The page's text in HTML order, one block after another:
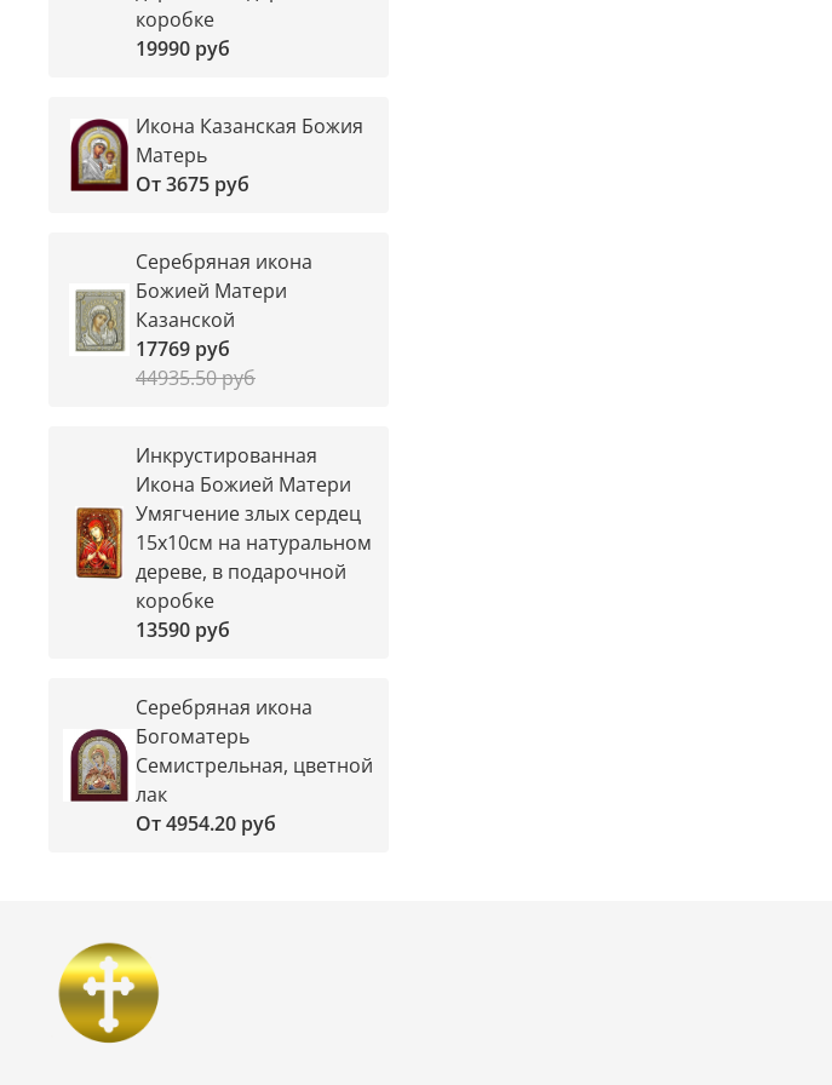
коробке
19990 руб
Икона Казанская Божия
Матерь
От3675 руб
Серебряная икона
Божией Матери
Казанской
17769 руб
44935.50 руб
Инкрустированная
Икона Божией Матери
Умягчение злых сердец
15х10см на натуральном
дереве, в подарочной
коробке
13590 руб
Серебряная икона
Богоматерь
Семистрельная, цветной
лак
От4954.20 руб